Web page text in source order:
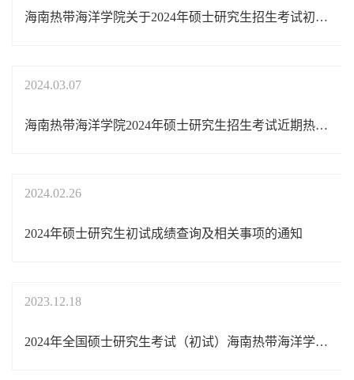
海南热带海洋学院关于2024年硕士研究生招生考试初试总分加分政策相关事宜的通知
2024.03.07
海南热带海洋学院2024年硕士研究生招生考试近期热点问题解答
2024.02.26
2024年硕士研究生初试成绩查询及相关事项的通知
2023.12.18
2024年全国硕士研究生考试（初试）海南热带海洋学院三亚校区（4605）考点考试须知